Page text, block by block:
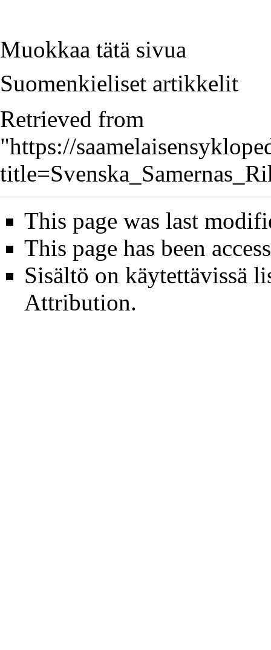
Muokkaa tätä sivua
Suomenkieliset artikkelit
Retrieved from
"https://
This page was last
This page has been
Sisältö on käytettävissä
Attribution.